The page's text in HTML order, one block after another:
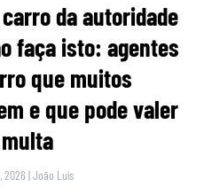
da autoridade
faça isto: agentes
que muitos
e que pode valer
2026 |João Luís